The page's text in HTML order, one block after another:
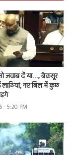
जवाब दें या…., बेकसूर
लाठियां, नए बिल में कुछ
- 5:20 PM